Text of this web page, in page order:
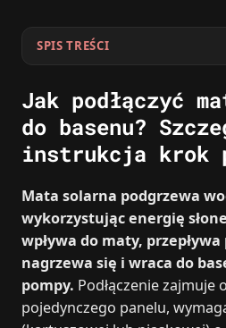
SPIS TREŚCI
Jak podłączyć
do basenu?
instrukcja krok
Mata solarna podgrzewa
wykorzystując energię
wpływa do maty,
nagrzewa się i wraca do
pompy. Podłączenie zajmuje
pojedynczego panelu,